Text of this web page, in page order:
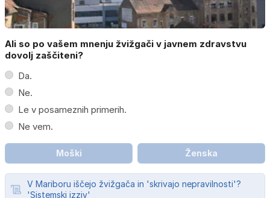
Ali so po vašem mnenju žvižgači v javnem zdravstvu
dovolj zaščiteni?
Da.
Ne.
Le v posameznih primerih.
Ne vem.
Moški Ženska
V Mariboru iščejo žvižgača in 'skrivajo nepravilnosti'?
'Sistemski izziv'